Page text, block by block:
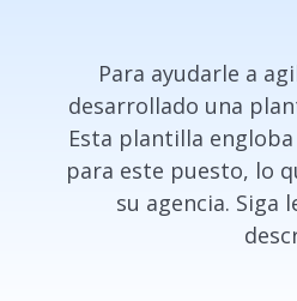
Para ayudarle a
desarrollado una
Esta plantilla
para este puesto, lo
su agencia. Siga